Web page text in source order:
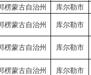
楞蒙古自治州 库尔勒市
楞蒙古自治州 库尔勒市
楞蒙古自治州 库尔勒市
楞蒙古自治州 库尔勒市